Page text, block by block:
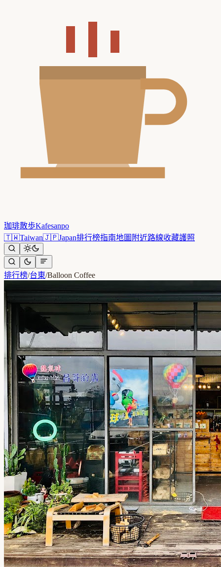
珈琲散歩Kafesanpo
🇹🇼Taiwan🇯🇵Japan排行榜指南地圖 附近路線收藏護照
排行榜/台東/Balloon Coffee